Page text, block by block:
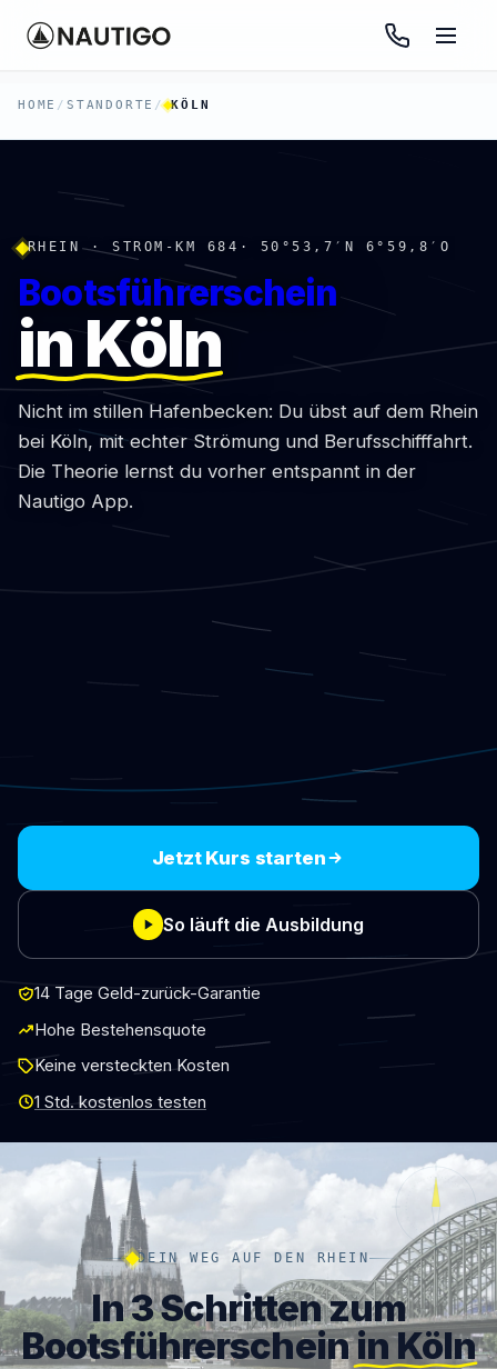
HOME / STANDORTE / KÖLN
RHEIN · STROM-KM 684 · 50°53,7′N 6°59,8′O
Bootsführerschein
in Köln
Nicht im stillen Hafenbecken: Du übst auf dem Rhein
bei Köln, mit echter Strömung und Berufsschifffahrt.
Die Theorie lernst du vorher entspannt in der
Nautigo App.
Jetzt Kurs starten
So läuft die Ausbildung
14 Tage Geld-zurück-Garantie
Hohe Bestehensquote
Keine versteckten Kosten
1 Std. kostenlos testen
Warum du genau jetzt deinen
Wer im Sommer auf dem Rhein in Köln
Boot fahren will,
Bootsführerschein Köln bei Nautigobist du in
ObSBF Binnen für den Rhein,SBF Seefür Küsten- und
DEIN WEG AUF DEN RHEIN
In 3 Schritten zum
Bootsführerscheinin Köln